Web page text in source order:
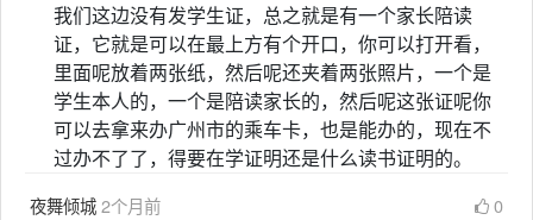
我们这边没有发学生证，总之就是有一个家长陪读
证，它就是可以在最上方有个开口，你可以打开看，
里面呢放着两张纸，然后呢还夹着两张照片，一个是
学生本人的，一个是陪读家长的，然后呢这张证呢你
可以去拿来办广州市的乘车卡，也是能办的，现在不
过办不了了，得要在学证明还是什么读书证明的。
夜舞倾城2个月前 0